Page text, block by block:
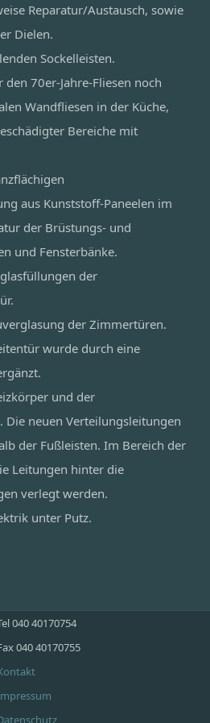
Reparatur/Austausch, sowie
Dielen.
Sockelleisten.
70er-Jahre-Fliesen noch
Wandfliesen in der Küche,
Bereiche mit
aus Kunststoff-Paneelen im
der Brüstungs- und
und Fensterbänke.
der
der Zimmertüren.
wurde durch eine
und der
Die neuen Verteilungsleitungen
der Fußleisten. Im Bereich der
Leitungen hinter die
verlegt werden.
unter Putz.
040 40170754
040 40170755